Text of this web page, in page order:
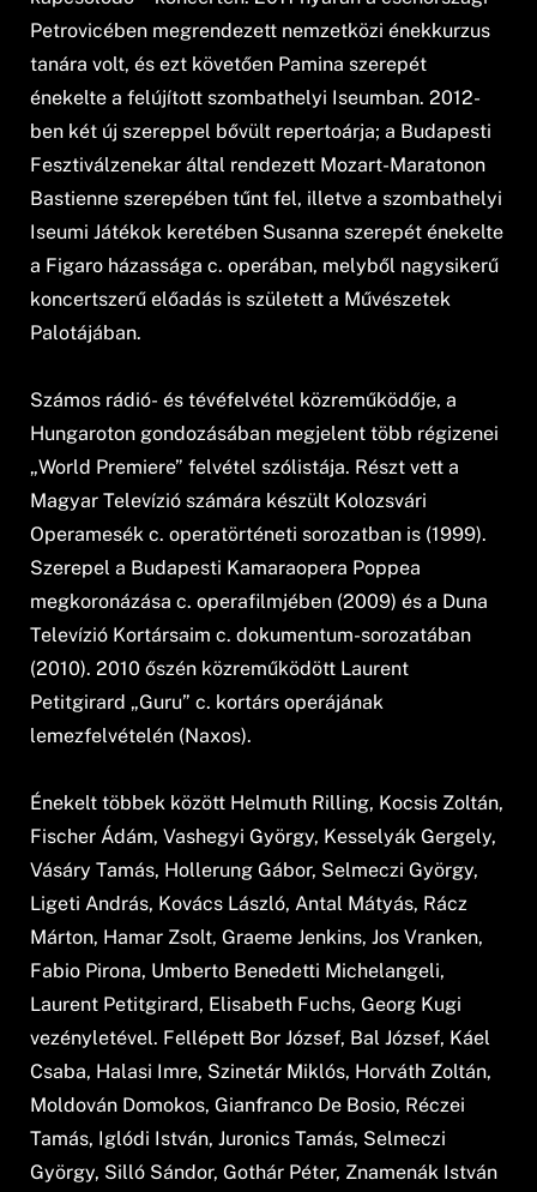
Petrovicében megrendezett nemzetközi énekkurzus
tanára volt, és ezt követően Pamina szerepét
énekelte a felújított szombathelyi Iseumban. 2012-
ben két új szereppel bővült repertoárja; a Budapesti
Fesztiválzenekar által rendezett Mozart-Maratonon
Bastienne szerepében tűnt fel, illetve a szombathelyi
Iseumi Játékok keretében Susanna szerepét énekelte
a Figaro házassága c. operában, melyből nagysikerű
koncertszerű előadás is született a Művészetek
Palotájában.
Számos rádió- és tévéfelvétel közreműködője, a
Hungaroton gondozásában megjelent több régizenei
„World Premiere” felvétel szólistája. Részt vett a
Magyar Televízió számára készült Kolozsvári
Operamesék c. operatörténeti sorozatban is (1999).
Szerepel a Budapesti Kamaraopera Poppea
megkoronázása c. operafilmjében (2009) és a Duna
Televízió Kortársaim c. dokumentum-sorozatában
(2010). 2010 őszén közreműködött Laurent
Petitgirard „Guru” c. kortárs operájának
lemezfelvételén (Naxos).
Énekelt többek között Helmuth Rilling, Kocsis Zoltán,
Fischer Ádám, Vashegyi György, Kesselyák Gergely,
Vásáry Tamás, Hollerung Gábor, Selmeczi György,
Ligeti András, Kovács László, Antal Mátyás, Rácz
Márton, Hamar Zsolt, Graeme Jenkins, Jos Vranken,
Fabio Pirona, Umberto Benedetti Michelangeli,
Laurent Petitgirard, Elisabeth Fuchs, Georg Kugi
vezényletével. Fellépett Bor József, Bal József, Káel
Csaba, Halasi Imre, Szinetár Miklós, Horváth Zoltán,
Moldován Domokos, Gianfranco De Bosio, Réczei
Tamás, Iglódi István, Juronics Tamás, Selmeczi
György, Silló Sándor, Gothár Péter, Znamenák István